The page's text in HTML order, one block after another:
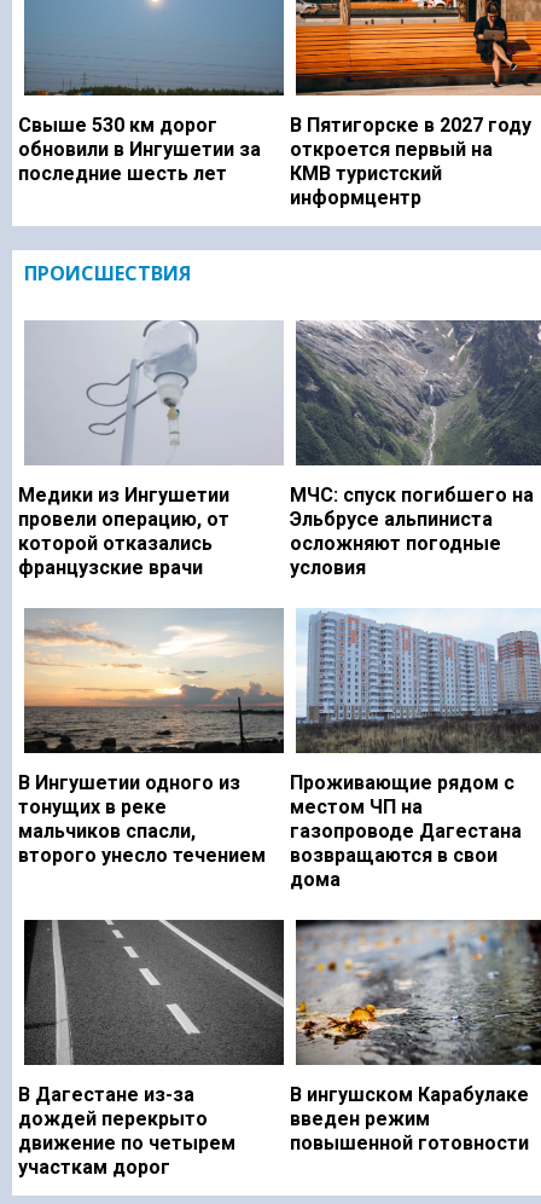
Свыше 530 км дорог
обновили в Ингушетии за
последние шесть лет
В Пятигорске в 2027 году
откроется первый на
КМВ туристский
информцентр
ПРОИСШЕСТВИЯ
Медики из Ингушетии
провели операцию, от
которой отказались
французские врачи
МЧС: спуск погибшего на
Эльбрусе альпиниста
осложняют погодные
условия
В Ингушетии одного из
тонущих в реке
мальчиков спасли,
второго унесло течением
Проживающие рядом с
местом ЧП на
газопроводе Дагестана
возвращаются в свои
дома
В Дагестане из-за
дождей перекрыто
движение по четырем
участкам дорог
В ингушском Карабулаке
введен режим
повышенной готовности